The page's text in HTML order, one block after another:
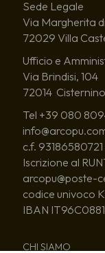
Sede Legale
Via Margherita
72029 Villa
Ufficio e
Via Brindisi, 104
72014
Tel +39 080
c.f.
Iscrizione al
arcopu@poste-
codice univoco
IBAN
CHI SIAMO